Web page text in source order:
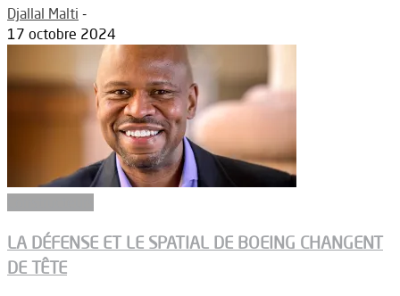
Djallal Malti -
17 octobre 2024
LA DÉFENSE ET LE SPATIAL DE BOEING CHANGENT
DE TÊTE